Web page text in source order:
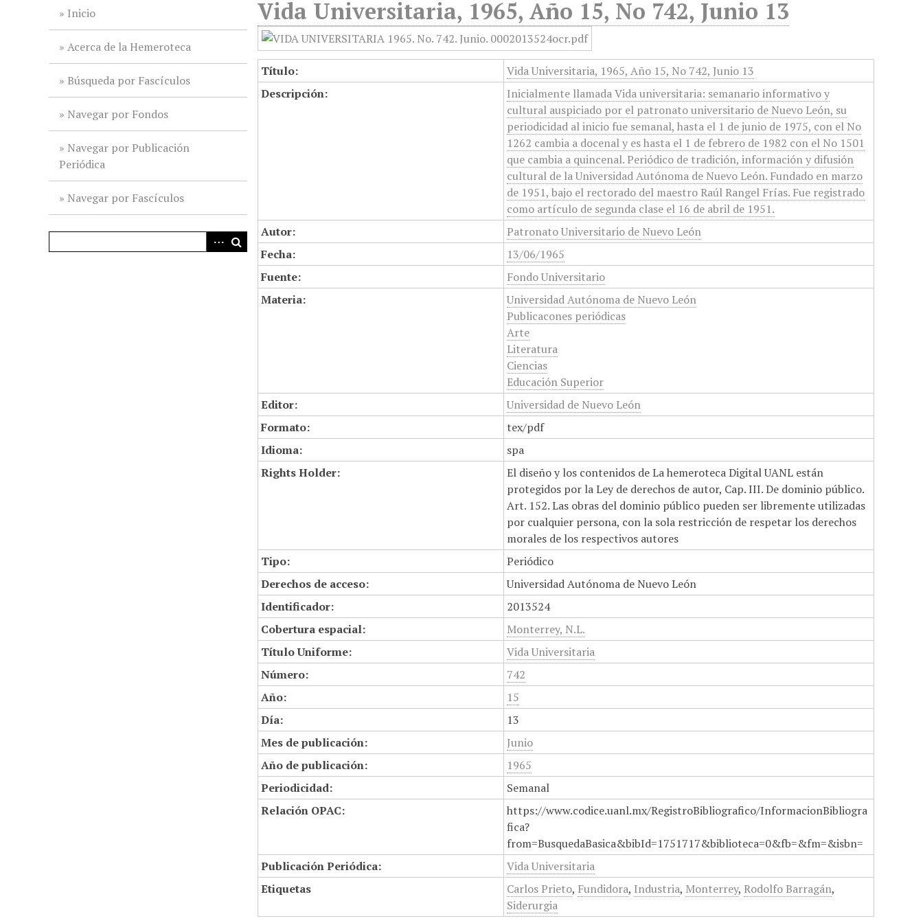
Inicio
Acerca de la Hemeroteca
Búsqueda por Fascículos
Navegar por Fondos
Navegar por Publicación
Periódica
Navegar por Fascículos
Vida Universitaria, 1965, Año 15, No 742, Junio 13
Título:
Vida Universitaria, 1965, Año 15, No 742, Junio 13
Descripción:
Inicialmente llamada Vida universitaria: semanario informativo y
cultural auspiciado por el patronato universitario de Nuevo León, su
periodicidad al inicio fue semanal, hasta el 1 de junio de 1975, con el No
1262 cambia a docenal y es hasta el 1 de febrero de 1982 con el No 1501
que cambia a quincenal. Periódico de tradición, información y difusión
cultural de la Universidad Autónoma de Nuevo León. Fundado en marzo
de 1951, bajo el rectorado del maestro Raúl Rangel Frías. Fue registrado
como artículo de segunda clase el 16 de abril de 1951.
Autor:
Patronato Universitario de Nuevo León
Fecha:
13/06/1965
Fuente:
Fondo Universitario
Materia:
Universidad Autónoma de Nuevo León
Publicacones periódicas
Arte
Literatura
Ciencias
Educación Superior
Editor:
Universidad de Nuevo León
Formato:
tex/pdf
Idioma:
spa
Rights Holder:
El diseño y los contenidos de La hemeroteca Digital UANL están
protegidos por la Ley de derechos de autor, Cap. III. De dominio público.
Art. 152. Las obras del dominio público pueden ser libremente utilizadas
por cualquier persona, con la sola restricción de respetar los derechos
morales de los respectivos autores
Tipo:
Periódico
Derechos de acceso:
Universidad Autónoma de Nuevo León
Identificador:
2013524
Cobertura espacial:
Monterrey, N.L.
Título Uniforme:
Vida Universitaria
Número:
742
Año:
15
Día:
13
Mes de publicación:
Junio
Año de publicación:
1965
Periodicidad:
Semanal
Relación OPAC:
https://www.codice.uanl.mx/RegistroBibliografico/InformacionBibliogra
fica?
from=BusquedaBasica&bibId=1751717&biblioteca=0&fb=&fm=&isbn=
Publicación Periódica:
Vida Universitaria
Etiquetas
Carlos Prieto, Fundidora, Industria, Monterrey, Rodolfo Barragán,
Siderurgia